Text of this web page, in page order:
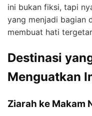
ini bukan fiksi, tapi
yang menjadi bagian
membuat hati
Destinasi
Menguatkan
Ziarah ke Makam